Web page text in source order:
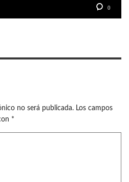
0
no será publicada. Los campos
*